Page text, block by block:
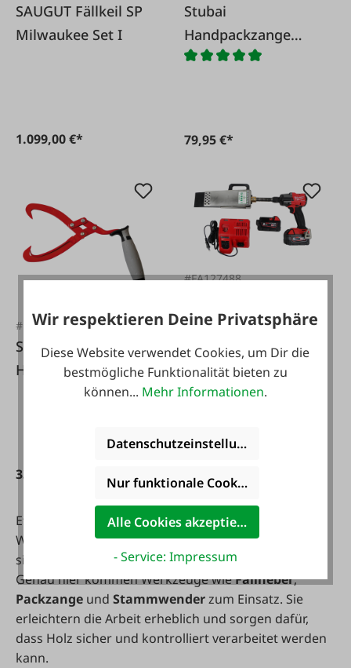
SAUGUT Fällkeil SP
Milwaukee Set I
1.099,00 €*
Stubai
Handpackzange
lang
79,95 €*
#FA124616
Stubai
Handpackzange 2-
Komponenten Griff
33,95 €*
#FA127488
Milwaukee Set II
Effiziente Waldarbeit beginnt mit dem richtigen
Werkzeug. Bei der Holzernte müssen Baumstämme
sicher bewegt, gedreht und positioniert werden.
Genau hier kommen Werkzeuge wieFällheber,
Packzange und Stammwenderzum Einsatz. Sie
erleichtern die Arbeit erheblich und sorgen dafür,
dass Holz sicher und kontrolliert verarbeitet werden
kann.
Wir respektieren Deine Privatsphäre
Diese Website verwendet Cookies, um Dir die
bestmögliche Funktionalität bieten zu
können... Mehr Informationen.
Datenschutzeinstellungen
Nur funktionale Cookies akzeptieren
Alle Cookies akzeptieren
- Service: Impressum